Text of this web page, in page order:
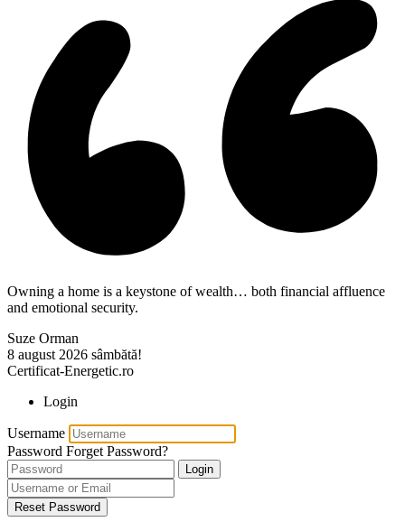
Owning a home is a keystone of wealth… both financial affluence
and emotional security.
Suze Orman
8 august 2026 sâmbătă!
Certificat-Energetic.ro
Login
Username
Password Forget Password?
Login
Reset Password